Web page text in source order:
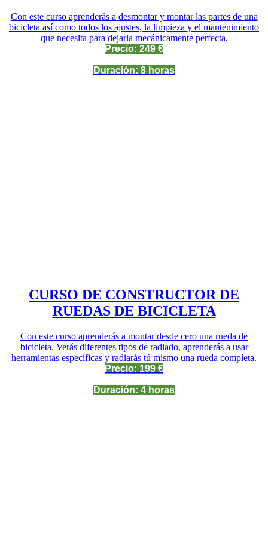
Con este curso aprenderás a desmontar y montar las partes de una
bicicleta así como todos los ajustes, la limpieza y el mantenimiento
que necesita para dejarla mecánicamente perfecta.
Precio: 249 €
Duración: 8 horas
CURSO DE CONSTRUCTOR DE
RUEDAS DE BICICLETA
Con este curso aprenderás a montar desde cero una rueda de
bicicleta. Verás diferentes tipos de radiado, aprenderás a usar
herramientas específicas y radiarás tú mismo una rueda completa.
Precio: 199 €
Duración: 4 horas